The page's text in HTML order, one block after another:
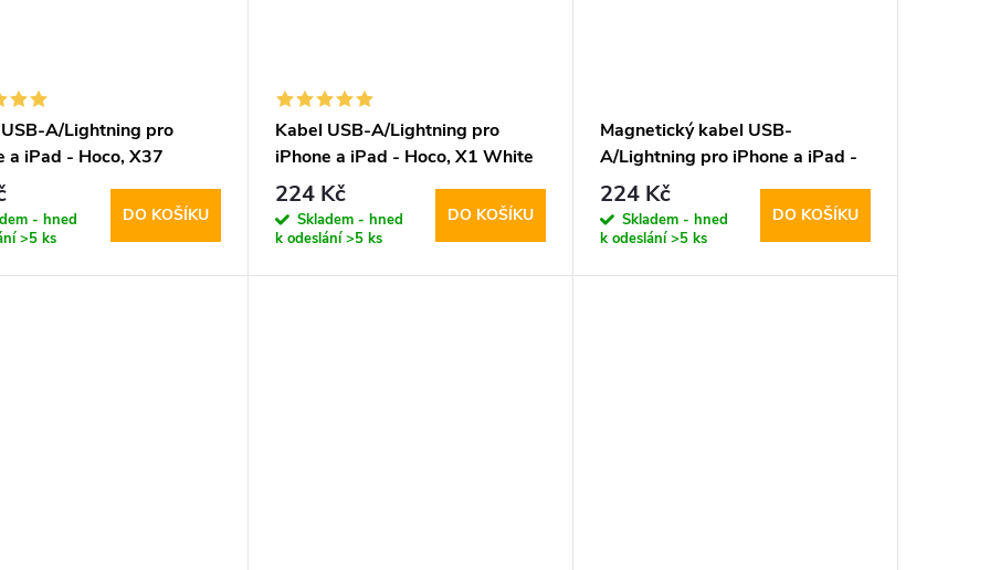
A/Lightning pro
a iPad - Hoco, X37
- hned
>5 ks
DO KOŠÍKU
Kabel USB-A/Lightning pro
iPhone a iPad - Hoco, X1 White
200cm
224 Kč
Skladem - hned
k odeslání>5 ks
DO KOŠÍKU
Magnetický kabel USB-
A/Lightning pro iPhone a iPad -
Hoco, X52 Sereno Black
224 Kč
Skladem - hned
k odeslání>5 ks
DO KOŠÍKU